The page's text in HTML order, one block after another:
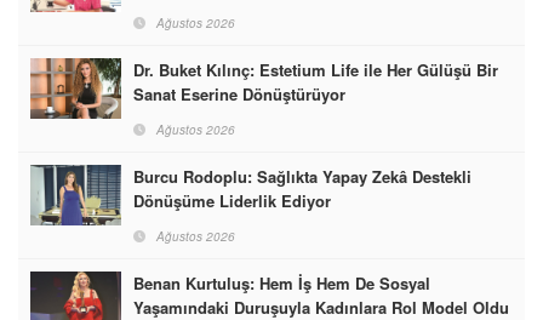
Ağustos 2026
Dr. Buket Kılınç: Estetium Life ile Her Gülüşü Bir
Sanat Eserine Dönüştürüyor
Ağustos 2026
Burcu Rodoplu: Sağlıkta Yapay Zekâ Destekli
Dönüşüme Liderlik Ediyor
Ağustos 2026
Benan Kurtuluş: Hem İş Hem De Sosyal
Yaşamındaki Duruşuyla Kadınlara Rol Model Oldu